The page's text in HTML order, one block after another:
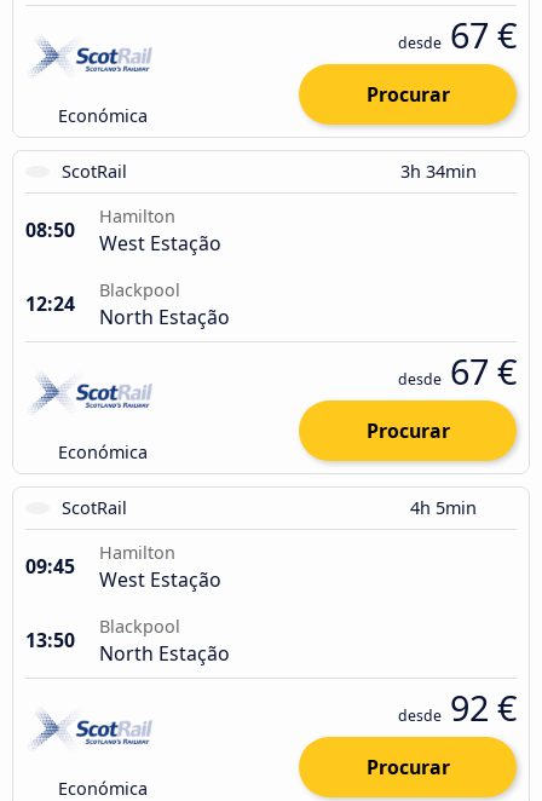
Económica
desde 67 €
Procurar
ScotRail 3h 34min
08:50
Hamilton
West Estação
12:24
Blackpool
North Estação
Económica
desde 67 €
Procurar
ScotRail 4h 5min
09:45
Hamilton
West Estação
13:50
Blackpool
North Estação
Económica
desde 92 €
Procurar